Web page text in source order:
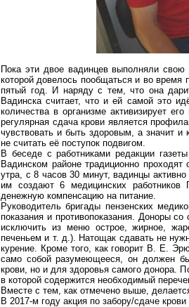
Пока эти двое вадинцеввыполняли свою
которой довелось пообщаться и во
пятый год. И наряду с тем, что она
Вадинска считает, что и ей самой это
количества в организме активизирует
регулярная сдача крови является
чувствовать и быть здоровым, а значит
не считать её поступок подвигом.
В беседе с работниками редакции
Вадинском районе традиционно
утра, с 8 часов 30 минут,вадинцы
им создают 6 медицинских
денежную компенсацию на питание.
Руководитель бригады пензенских
показания и противопоказания. Доноры
исключить из меню острое, жирное,
печеньем и т. д.). Натощак сдавать не
курение. Кроме того, как говорит В. Е.
само собой разумеющееся, он должен
крови, но и для здоровья самого донора.
в которой содержится необходимый
Вместе с тем, как отмечено выше,
В 2017-м году акция по забору/сдаче